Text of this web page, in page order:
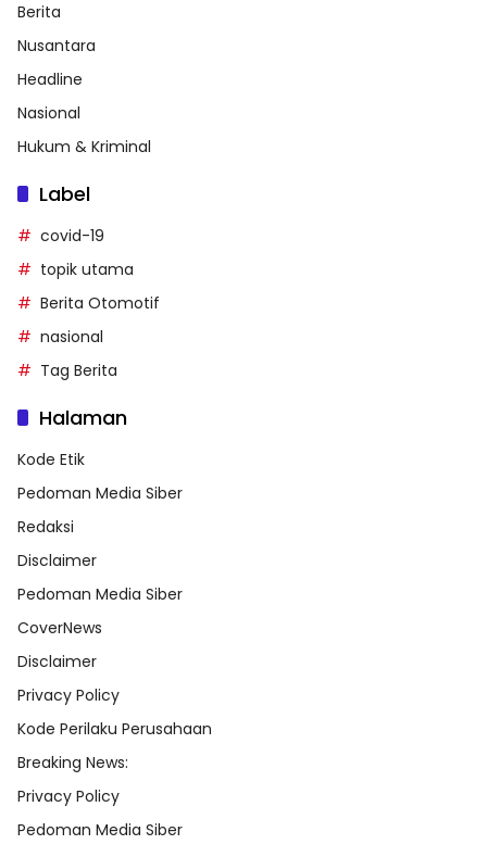
Berita
Nusantara
Headline
Nasional
Hukum & Kriminal
Label
covid-19
topik utama
Berita Otomotif
nasional
Tag Berita
Halaman
Kode Etik
Pedoman Media Siber
Redaksi
Disclaimer
Pedoman Media Siber
CoverNews
Disclaimer
Privacy Policy
Kode Perilaku Perusahaan
Breaking News:
Privacy Policy
Pedoman Media Siber